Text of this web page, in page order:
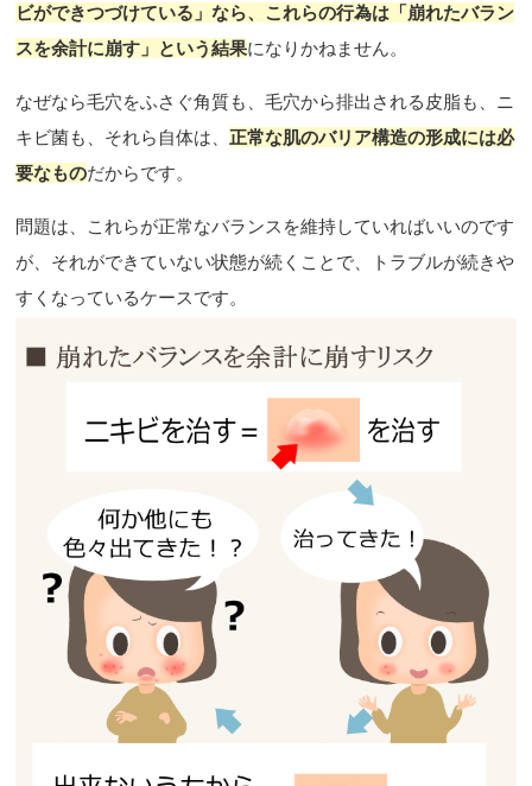
ビができつづけている」なら、これらの行為は「崩れたバラン
スを余計に崩す」という結果になりかねません。
なぜなら毛穴をふさぐ角質も、毛穴から排出される皮脂も、ニ
キビ菌も、それら自体は、正常な肌のバリア構造の形成には必
要なものだからです。
問題は、これらが正常なバランスを維持していればいいのです
が、それができていない状態が続くことで、トラブルが続きや
すくなっているケースです。